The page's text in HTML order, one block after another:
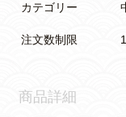
カテゴリー
注文数制限
商品詳細